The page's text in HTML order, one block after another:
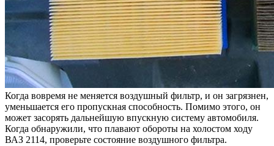
Когда вовремя не меняется воздушный фильтр, и он загрязнен,
уменьшается его пропускная способность. Помимо этого, он
может засорять дальнейшую впускную систему автомобиля.
Когда обнаружили, что плавают обороты на холостом ходу
ВАЗ 2114, проверьте состояние воздушного фильтра.